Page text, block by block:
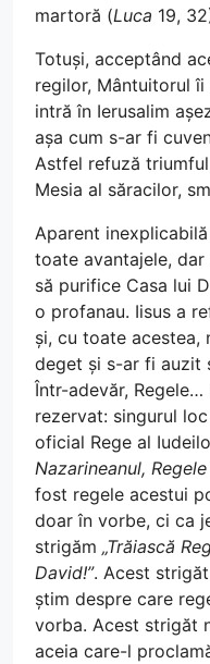
martoră (Luca 19,
Totuși, acceptând
regilor, Mântuitorul
intră în Ierusalim
așa cum s-ar fi
Astfel refuză
Mesia al săracilor,
Aparent
toate avantajele,
să purifice Casa lui
o profanau. Iisus a
și, cu toate acestea,
deget și s-ar fi auzit
Într-adevăr,
rezervat: singurul
oficial Rege al
Nazarineanul,
fost regele acestui
doar în vorbe, ci ca
strigăm „Trăiască
David!”. Acest
știm despre care
vorba. Acest strigăt
aceia care-l